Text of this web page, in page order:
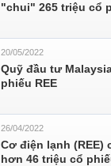
"chui" 265 triệu cổ
20/05/2022
Quỹ đầu tư
phiếu REE
26/04/2022
Cơ điện lạnh (REE)
hơn 46 triệu cổ